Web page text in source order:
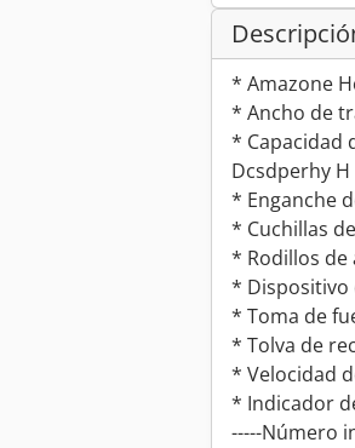
* Amazone
* Ancho de
* Capacidad
Dcsdperhy H
* Enganche
* Cuchillas
* Rodillos de
*
* Toma de
* Tolva de
* Velocidad
* Indicador
-----Número